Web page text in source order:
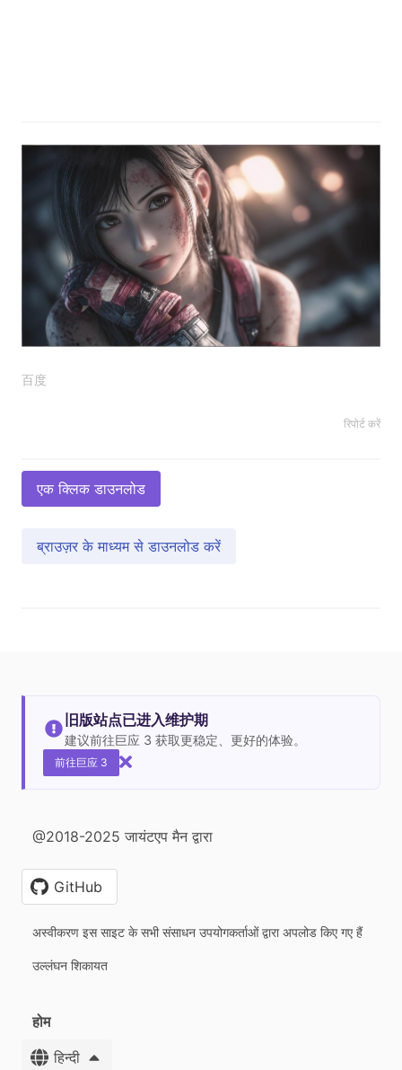
百度
रिपोर्ट करें
एक क्लिक डाउनलोड
ब्राउज़र के माध्यम से डाउनलोड करें
旧版站点已进入维护期
建议前往巨应 3 获取更稳定、更好的体验。
前往巨应 3
@2018-2025 जायंटएप मैन द्वारा
GitHub
अस्वीकरण इस साइट के सभी संसाधन उपयोगकर्ताओं द्वारा अपलोड किए गए हैं
उल्लंघन शिकायत
होम
हिन्दी